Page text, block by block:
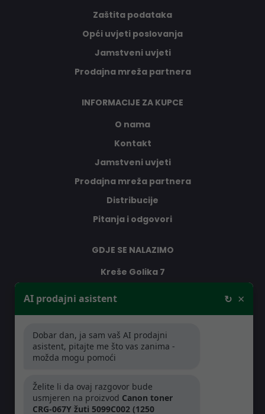
Zaštita podataka
Opći uvjeti poslovanja
Jamstveni uvjeti
Prodajna mreža partnera
INFORMACIJE ZA KUPCE
O nama
Kontakt
Jamstveni uvjeti
Prodajna mreža partnera
Distribucije
Pitanja i odgovori
GDJE SE NALAZIMO
Kreše Golika 7
RADNO VRIJEME
Pon-Čet: 08:30 - 16:30h
Pet: 08:30 - 16:00h
AI prodajni asistent ↻ ×
Dobar dan, ja sam vaš AI prodajni
asistent, pitajte me što vas zanima -
možda mogu pomoći
Želite li da ovaj razgovor bude
usmjeren na proizvod Canon toner
CRG-067Y žuti 5099C002 (1250